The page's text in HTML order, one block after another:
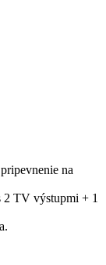
na
2 TV výstupmi + 1